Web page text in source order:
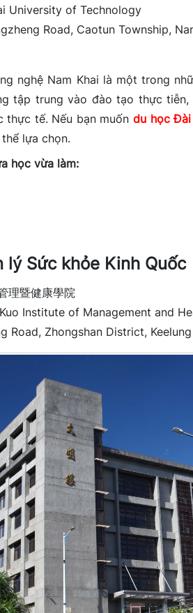
University of Technology
Road, Caotun Township,
nghệ Nam Khai là một trong
tập trung vào đào tạo thực
thực tế. Nếu bạn muốn du học
lựa chọn.
học vừa làm:
lý Sức khỏe Kinh Quốc
理暨健康學院
Institute of Management and
Road, Zhongshan District,